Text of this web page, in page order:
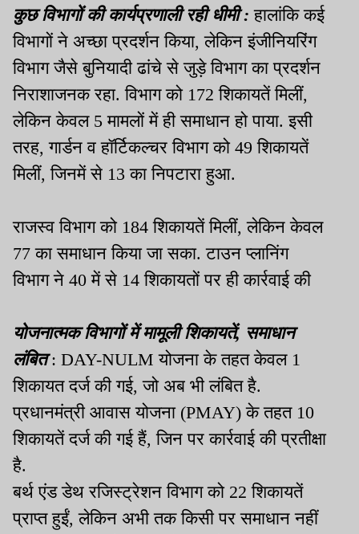
कुछ विभागों की कार्यप्रणाली रही धीमी: हालांकि कई
विभागों ने अच्छा प्रदर्शन किया,लेकिन इंजीनियरिंग
विभाग जैसे बुनियादी ढांचे से जुड़े विभाग का प्रदर्शन
निराशाजनक रहा. विभाग को 172 शिकायतें मिलीं,
लेकिन केवल 5 मामलों में ही समाधान हो पाया. इसी
तरह,गार्डन व हॉर्टिकल्चर विभाग को 49 शिकायतें
मिलीं,जिनमें से 13 का निपटारा हुआ.
राजस्व विभाग को 184 शिकायतें मिलीं,लेकिन केवल
77 का समाधान किया जा सका. टाउन प्लानिंग
विभाग ने 40 में से 14 शिकायतों पर ही कार्रवाई की
योजनात्मक विभागों में मामूली शिकायतें, समाधान
लंबित: DAY-NULMयोजना के तहत केवल 1
शिकायत दर्ज की गई,जो अब भी लंबित है.
प्रधानमंत्री आवास योजना (PMAY)के तहत 10
शिकायतें दर्ज की गई हैं,जिन पर कार्रवाई की प्रतीक्षा
है.
बर्थ एंड डेथ रजिस्ट्रेशन विभाग को 22 शिकायतें
प्राप्त हुईं,लेकिन अभी तक किसी पर समाधान नहीं